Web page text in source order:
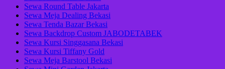
Sewa Round Table Jakarta
Sewa Meja Dealing Bekasi
Sewa Tenda Bazar Bekasi
Sewa Backdrop Custom JABODETABEK
Sewa Kursi Singgasana Bekasi
Sewa Kursi Tiffany Gold
Sewa Meja Barstool Bekasi